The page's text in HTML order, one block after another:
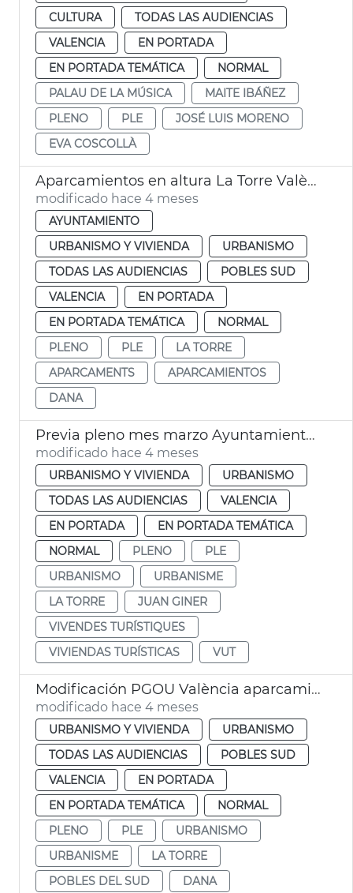
CULTURA
TODAS LAS AUDIENCIAS
VALENCIA
EN PORTADA
EN PORTADA TEMÁTICA
NORMAL
PALAU DE LA MÚSICA
MAITE IBÁÑEZ
PLENO
PLE
JOSÉ LUIS MORENO
EVA COSCOLLÀ
Aparcamientos en altura La Torre València
modificado hace 4 meses
AYUNTAMIENTO
URBANISMO Y VIVIENDA
URBANISMO
TODAS LAS AUDIENCIAS
POBLES SUD
VALENCIA
EN PORTADA
EN PORTADA TEMÁTICA
NORMAL
PLENO
PLE
LA TORRE
APARCAMENTS
APARCAMIENTOS
DANA
Previa pleno mes marzo Ayuntamiento València
modificado hace 4 meses
URBANISMO Y VIVIENDA
URBANISMO
TODAS LAS AUDIENCIAS
VALENCIA
EN PORTADA
EN PORTADA TEMÁTICA
NORMAL
PLENO
PLE
URBANISMO
URBANISME
LA TORRE
JUAN GINER
VIVENDES TURÍSTIQUES
VIVIENDAS TURÍSTICAS
VUT
Modificación PGOU València aparcamientos altura la Torre
modificado hace 4 meses
URBANISMO Y VIVIENDA
URBANISMO
TODAS LAS AUDIENCIAS
POBLES SUD
VALENCIA
EN PORTADA
EN PORTADA TEMÁTICA
NORMAL
PLENO
PLE
URBANISMO
URBANISME
LA TORRE
POBLES DEL SUD
DANA